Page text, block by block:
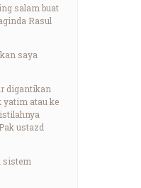
salam buat
Rasul
saya
digantikan
yatim atau ke
ustazd
sistem